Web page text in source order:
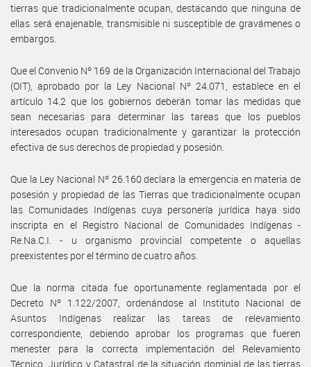
tierras que tradicionalmente ocupan, destacando que ninguna de
ellas será enajenable, transmisible ni susceptible de gravámenes o
embargos.
Que el Convenio Nº 169 de la Organización Internacional del Trabajo
(OIT), aprobado por la Ley Nacional Nº 24.071, establece en el
artículo 14.2 que los gobiernos deberán tomar las medidas que
sean necesarias para determinar las tareas que los pueblos
interesados ocupan tradicionalmente y garantizar la protección
efectiva de sus derechos de propiedad y posesión.
Que la Ley Nacional Nº 26.160 declara la emergencia en materia de
posesión y propiedad de las Tierras que tradicionalmente ocupan
las Comunidades Indígenas cuya personería jurídica haya sido
inscripta en el Registro Nacional de Comunidades Indígenas -
Re.Na.C.I. - u organismo provincial competente o aquellas
preexistentes por el término de cuatro años.
Que la norma citada fue oportunamente reglamentada por el
Decreto Nº 1.122/2007, ordenándose al Instituto Nacional de
Asuntos Indígenas realizar las tareas de relevamiento
correspondiente, debiendo aprobar los programas que fueren
menester para la correcta implementación del Relevamiento
Técnico, Jurídico y Catastral de la situación dominial de las tierras